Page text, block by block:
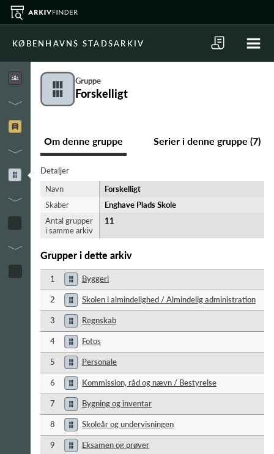
KØBENHAVNS STADSARKIV
Gruppe
Forskelligt
Om denne gruppe Serier i denne gruppe (7)
Detaljer
Navn
Forskelligt
Skaber
Enghave Plads Skole
Antal grupper
i samme arkiv
11
Grupper i dette arkiv
1 Byggeri
2 Skolen i almindelighed / Almindelig administration
3 Regnskab
4 Fotos
5 Personale
6 Kommission, råd og nævn / Bestyrelse
7 Bygning og inventar
8 Skoleår og undervisningen
9 Eksamen og prøver